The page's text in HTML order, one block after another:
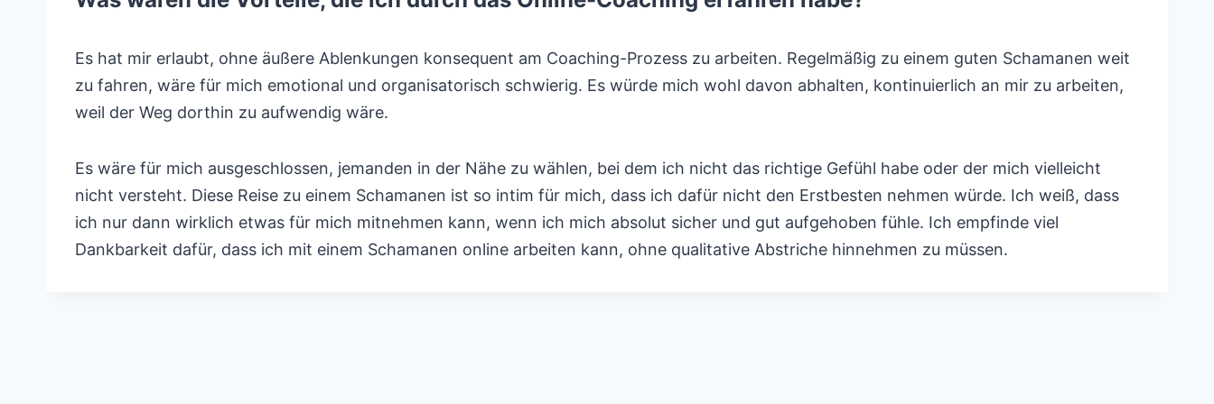
Es hat mir erlaubt, ohne äußere Ablenkungen konsequent am Coaching-Prozess zu arbeiten. Regelmäßig zu einem guten Schamanen weit
zu fahren, wäre für mich emotional und organisatorisch schwierig. Es würde mich wohl davon abhalten, kontinuierlich an mir zu arbeiten,
weil der Weg dorthin zu aufwendig wäre.
Es wäre für mich ausgeschlossen, jemanden in der Nähe zu wählen, bei dem ich nicht das richtige Gefühl habe oder der mich vielleicht
nicht versteht. Diese Reise zu einem Schamanen ist so intim für mich, dass ich dafür nicht den Erstbesten nehmen würde. Ich weiß, dass
ich nur dann wirklich etwas für mich mitnehmen kann, wenn ich mich absolut sicher und gut aufgehoben fühle. Ich empfinde viel
Dankbarkeit dafür, dass ich mit einem Schamanen online arbeiten kann, ohne qualitative Abstriche hinnehmen zu müssen.